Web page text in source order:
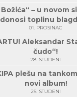
– u novom
donosi toplinu
01. PROSINAC
Aleksandar
čudo“!
28. STUDENI
plešu na
novi album!
25. STUDENI